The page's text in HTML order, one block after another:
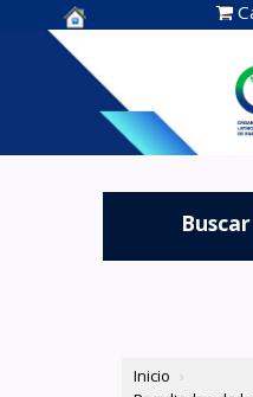
Centro de
Documentación
OLADE -
Buscar
Inicio ›